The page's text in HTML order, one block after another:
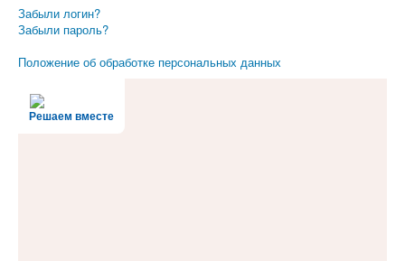
Забыли логин?
Забыли пароль?
Положение об обработке персональных данных
Решаем вместе